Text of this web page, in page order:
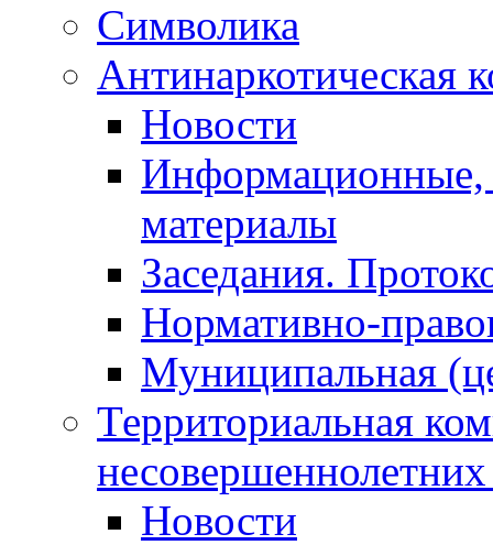
Символика
Антинаркотическая
Новости
Информационные,
материалы
Заседания.
Нормативно-
Муниципальная
Территориальная
Новости